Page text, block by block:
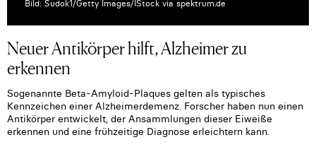
Bild: Sudok1/Getty Images/IStock via spektrum.de
Neuer Antikörper hilft, Alzheimer zu
erkennen
Sogenannte Beta-Amyloid-Plaques gelten als typisches
Kennzeichen einer Alzheimerdemenz. Forscher haben nun einen
Antikörper entwickelt, der Ansammlungen dieser Eiweiße
erkennen und eine frühzeitige Diagnose erleichtern kann.